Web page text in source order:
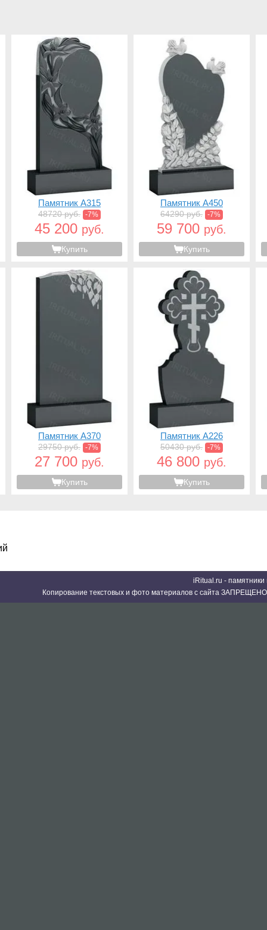
Памятник A315
48720 руб. -7%
45 200 руб.
Купить
Памятник A450
64290 руб. -7%
59 700 руб.
Купить
Памятник A370
29750 руб. -7%
27 700 руб.
Купить
Памятник A226
50430 руб. -7%
46 800 руб.
Купить
iRitual.ru -
Копирование текстовых и фото материалов с сайта